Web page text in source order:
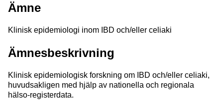
Ämne
Klinisk epidemiologi inom IBD och/eller celiaki
Ämnesbeskrivning
Klinisk epidemiologisk forskning om IBD och/eller celiaki,
huvudsakligen med hjälp av nationella och regionala
hälso-registerdata.